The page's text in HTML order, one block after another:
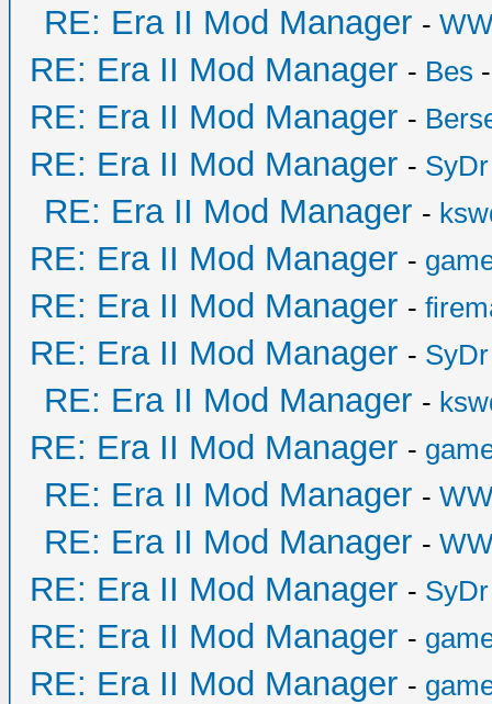
RE: Era II Mod Manager -
RE: Era II Mod Manager - Bes
RE: Era II Mod Manager -
RE: Era II Mod Manager - SyDr
RE: Era II Mod Manager -
RE: Era II Mod Manager -
RE: Era II Mod Manager -
RE: Era II Mod Manager - SyDr
RE: Era II Mod Manager -
RE: Era II Mod Manager -
RE: Era II Mod Manager -
RE: Era II Mod Manager -
RE: Era II Mod Manager - SyDr
RE: Era II Mod Manager -
RE: Era II Mod Manager -